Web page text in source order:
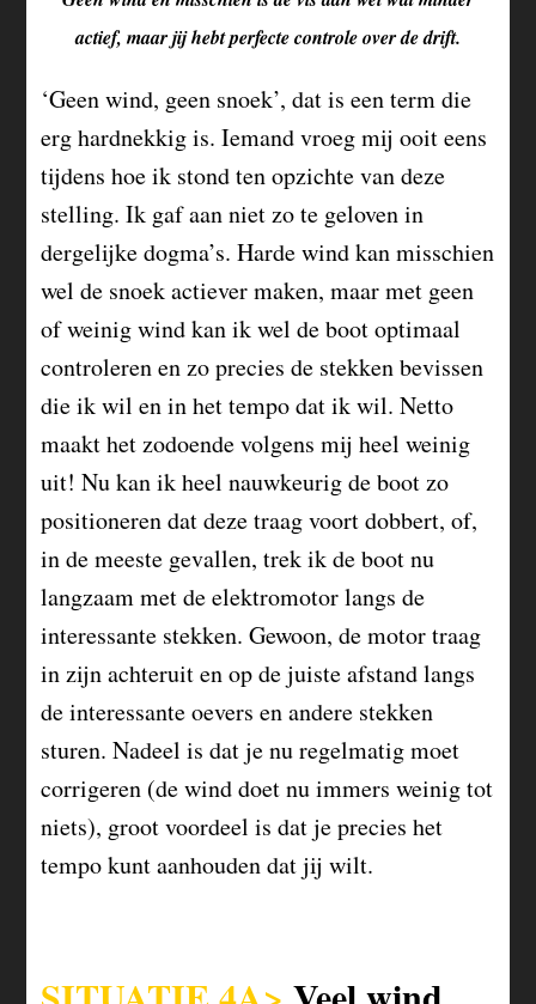
actief, maar jij hebt perfecte controle over de drift.
‘Geen wind, geen snoek’, dat is een term die
erg hardnekkig is. Iemand vroeg mij ooit eens
tijdens hoe ik stond ten opzichte van deze
stelling. Ik gaf aan niet zo te geloven in
dergelijke dogma’s. Harde wind kan misschien
wel de snoek actiever maken, maar met geen
of weinig wind kan ik wel de boot optimaal
controleren en zo precies de stekken bevissen
die ik wil en in het tempo dat ik wil. Netto
maakt het zodoende volgens mij heel weinig
uit! Nu kan ik heel nauwkeurig de boot zo
positioneren dat deze traag voort dobbert, of,
in de meeste gevallen, trek ik de boot nu
langzaam met de elektromotor langs de
interessante stekken. Gewoon, de motor traag
in zijn achteruit en op de juiste afstand langs
de interessante oevers en andere stekken
sturen. Nadeel is dat je nu regelmatig moet
corrigeren (de wind doet nu immers weinig tot
niets), groot voordeel is dat je precies het
tempo kunt aanhouden dat jij wilt.